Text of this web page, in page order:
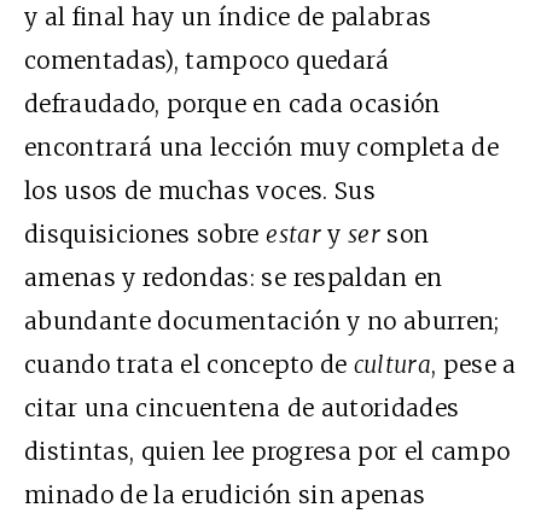
y al final hay un índice de palabras
comentadas), tampoco quedará
defraudado, porque en cada ocasión
encontrará una lección muy completa de
los usos de muchas voces. Sus
disquisiciones sobreestary serson
amenas y redondas: se respaldan en
abundante documentación y no aburren;
cuando trata el concepto de cultura, pese a
citar una cincuentena de autoridades
distintas, quien lee progresa por el campo
minado de la erudición sin apenas